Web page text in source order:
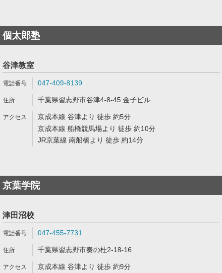
個太郎塾
谷津教室
047-409-8139
千葉県習志野市谷津4-8-45 金子ビル
京成本線 谷津より 徒歩 約5分
京成本線 船橋競馬場より 徒歩 約10分
JR京葉線 南船橋より 徒歩 約14分
京葉学院
津田沼校
047-455-7731
千葉県習志野市奏の杜2-18-16
京成本線 谷津より 徒歩 約9分